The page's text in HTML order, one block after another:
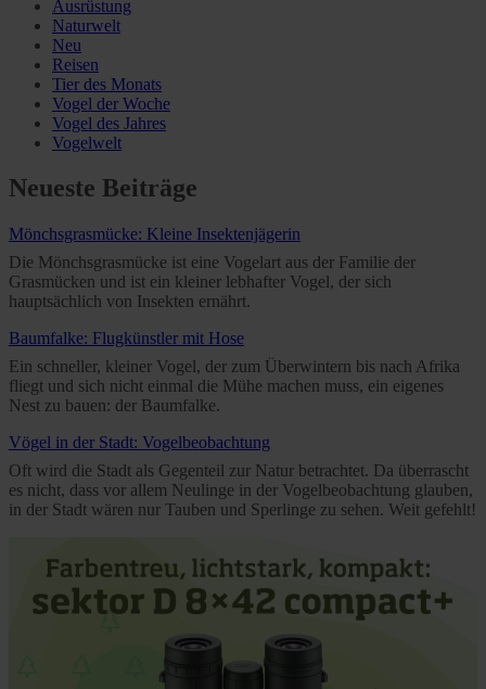
Further information on the procedures used and your
rights can be found in our
Ausrüstung
Naturwelt
Neu
Reisen
Tier des Monats
Vogel der Woche
Vogel des Jahres
Vogelwelt
Neueste Beiträge
Mönchsgrasmücke: Kleine Insektenjägerin
Die Mönchsgrasmücke ist eine Vogelart aus der Familie der
Grasmücken und ist ein kleiner lebhafter Vogel, der sich
hauptsächlich von Insekten ernährt.
Baumfalke: Flugkünstler mit Hose
Ein schneller, kleiner Vogel, der zum Überwintern bis nach Afrika
fliegt und sich nicht einmal die Mühe machen muss, ein eigenes
Nest zu bauen: der Baumfalke.
Vögel in der Stadt: Vogelbeobachtung
Oft wird die Stadt als Gegenteil zur Natur betrachtet. Da überrascht
es nicht, dass vor allem Neulinge in der Vogelbeobachtung glauben,
in der Stadt wären nur Tauben und Sperlinge zu sehen. Weit gefehlt!